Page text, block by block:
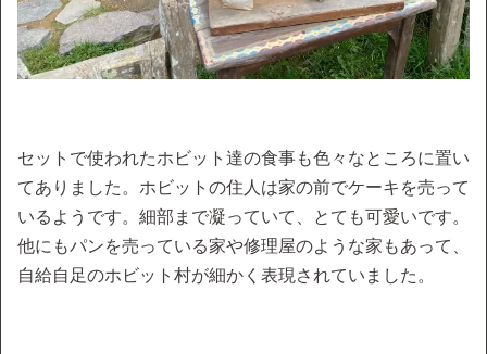
セットで使われたホビット達の食事も色々なところに置い
てありました。ホビットの住人は家の前でケーキを売って
いるようです。細部まで凝っていて、とても可愛いです。
他にもパンを売っている家や修理屋のような家もあって、
自給自足のホビット村が細かく表現されていました。